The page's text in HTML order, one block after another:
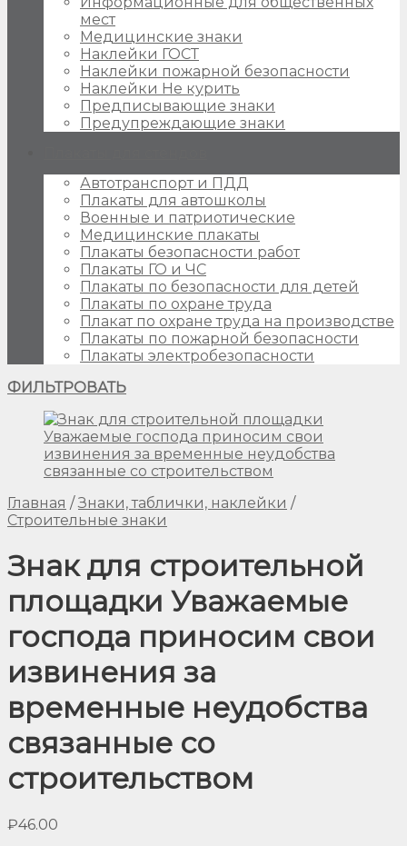
мест
Медицинские знаки
Наклейки ГОСТ
Наклейки пожарной безопасности
Наклейки Не курить
Предписывающие знаки
Предупреждающие знаки
Автотранспорт и ПДД
Плакаты для автошколы
Военные и патриотические
Медицинские плакаты
Плакаты безопасности работ
Плакаты ГО и ЧС
Плакаты по безопасности для детей
Плакаты по охране труда
Плакат по охране труда на производстве
Плакаты по пожарной безопасности
Плакаты электробезопасности
ФИЛЬТРОВАТЬ
Главная / Знаки, таблички, наклейки /
Строительные знаки
Знак для строительной
площадки Уважаемые
господа приносим свои
извинения за
временные неудобства
связанные со
строительством
₽46.00